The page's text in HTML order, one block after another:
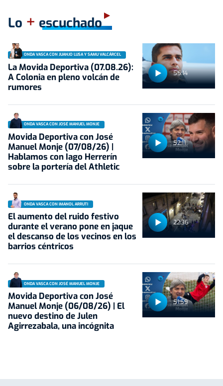
Lo + escuchado
55:14
ONDA VASCA CON JUANJO LUSA Y SAMU VALCÁRCEL
La Movida Deportiva (07.08.26):
A Colonia en pleno volcán de
rumores
52:11
ONDA VASCA CON JOSÉ MANUEL MONJE
Movida Deportiva con José
Manuel Monje (07/08/26) |
Hablamos con Iago Herrerín
sobre la portería del Athletic
22:36
ONDA VASCA CON IMANOL ARRUTI
El aumento del ruido festivo
durante el verano pone en jaque
el descanso de los vecinos en los
barrios céntricos
51:59
ONDA VASCA CON JOSÉ MANUEL MONJE
Movida Deportiva con José
Manuel Monje (06/08/26) | El
nuevo destino de Julen
Agirrezabala, una incógnita